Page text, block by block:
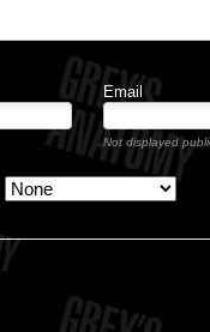
Email
Not displayed